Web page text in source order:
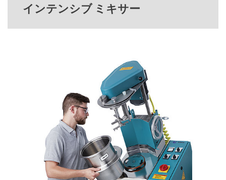
インテンシブ ミキサー